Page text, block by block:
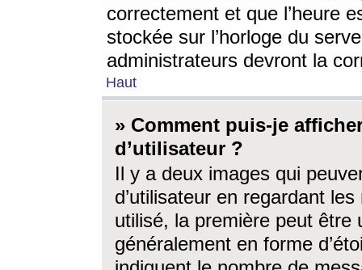
correctement et que l’heure
stockée sur l’horloge du
administrateurs devront la
Haut
» Comment puis-je
d’utilisateur ?
Il y a deux images qui
d’utilisateur en regardant
utilisé, la première peut être
généralement en forme